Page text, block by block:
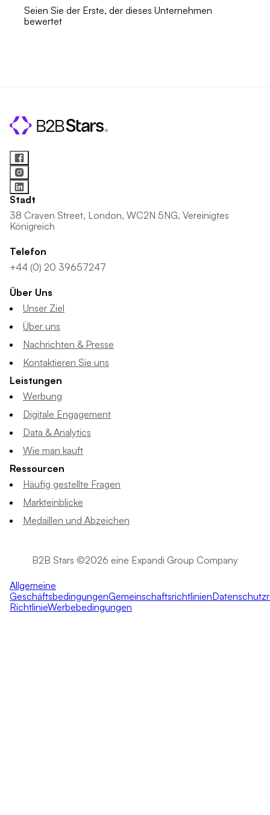
Seien Sie der Erste, der dieses Unternehmen
bewertet
Stadt
38 Craven Street, London, WC2N 5NG, Vereinigtes
Königreich
Telefon
+44 (0) 20 39657247
Über Uns
Unser Ziel
Über uns
Nachrichten & Presse
Kontaktieren Sie uns
Leistungen
Werbung
Digitale Engagement
Data & Analytics
Wie man kauft
Ressourcen
Häufig gestellte Fragen
Markteinblicke
Medaillen und Abzeichen
B2B Stars ©2026 eine Expandi Group Company
Allgemeine
GeschäftsbedingungenGemeinschaftsrichtlinien
RichtlinieWerbebedingungen